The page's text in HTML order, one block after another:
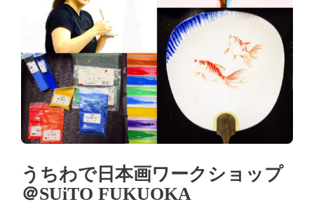
うちわで日本画ワークショップ
＠SUiTO FUKUOKA